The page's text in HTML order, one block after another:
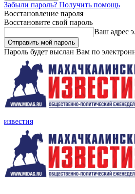
Забыли пароль? Получить помощь
Восстановление пароля
Восстановите свой пароль
Ваш адрес
Пароль будет выслан Вам по
известия